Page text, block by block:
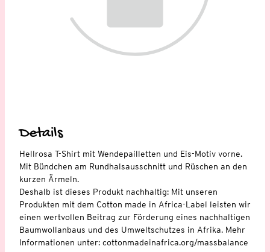
Details
Hellrosa T-Shirt mit Wendepailletten und Eis-Motiv vorne.
Mit Bündchen am Rundhalsausschnitt und Rüschen an den
kurzen Ärmeln.
Deshalb ist dieses Produkt nachhaltig: Mit unseren
Produkten mit dem Cotton made in Africa-Label leisten wir
einen wertvollen Beitrag zur Förderung eines nachhaltigen
Baumwollanbaus und des Umweltschutzes in Afrika. Mehr
Informationen unter: cottonmadeinafrica.org/massbalance